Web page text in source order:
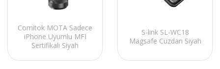
Comitok MOTA Sadece
iPhone Uyumlu MFI
Sertifikalı Siyah
S-link SL-WC18
Magsafe Cüzdan Siyah